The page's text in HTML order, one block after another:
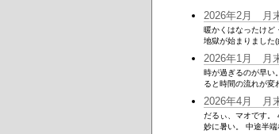
2026年2月 月
暖かくはなったけど
地獄が始まりました
2026年1月 月
時が過ぎるのが早い
ると時間の流れが変
2026年4月 月
だるぃ、マオです。
妙に暑い。 中途半